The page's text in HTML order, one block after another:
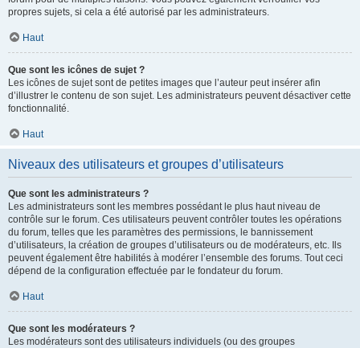
propres sujets, si cela a été autorisé par les administrateurs.
Haut
Que sont les icônes de sujet ?
Les icônes de sujet sont de petites images que l’auteur peut insérer afin
d’illustrer le contenu de son sujet. Les administrateurs peuvent désactiver cette
fonctionnalité.
Haut
Niveaux des utilisateurs et groupes d’utilisateurs
Que sont les administrateurs ?
Les administrateurs sont les membres possédant le plus haut niveau de
contrôle sur le forum. Ces utilisateurs peuvent contrôler toutes les opérations
du forum, telles que les paramètres des permissions, le bannissement
d’utilisateurs, la création de groupes d’utilisateurs ou de modérateurs, etc. Ils
peuvent également être habilités à modérer l’ensemble des forums. Tout ceci
dépend de la configuration effectuée par le fondateur du forum.
Haut
Que sont les modérateurs ?
Les modérateurs sont des utilisateurs individuels (ou des groupes